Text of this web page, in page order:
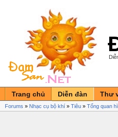
Trang chủ Diễn đàn Thư
Forums » Nhạc cụ bộ khí » Tiêu » Tổng quan